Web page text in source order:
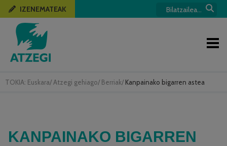
TOKIA: Euskara/ Atzegi gehiago/ Berriak/ Kanpainako bigarren astea
IZENEMATEAK
KANPAINAKO BIGARREN